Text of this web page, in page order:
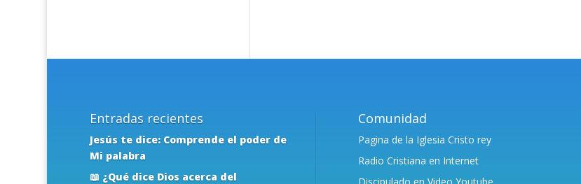
Entradas recientes
Jesús te dice: Comprende el poder de
Mi palabra
📖 ¿Qué dice Dios acerca del
Comunidad
Pagina de la Iglesia Cristo rey
Radio Cristiana en Internet